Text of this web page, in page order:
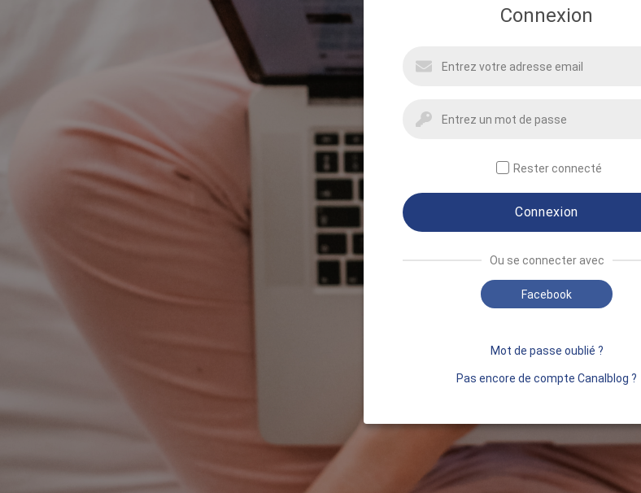
Connexion
Rester connecté
Connexion
Ou se connecter avec
Facebook
Mot de passe oublié ?
Pas encore de compte Canalblog ?